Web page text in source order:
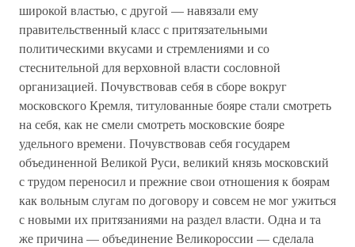
широкой властью, с другой — навязали ему
правительственный класс с притязательными
политическими вкусами и стремлениями и со
стеснительной для верховной власти сословной
организацией. Почувствовав себя в сборе вокруг
московского Кремля, титулованные бояре стали смотреть
на себя, как не смели смотреть московские бояре
удельного времени. Почувствовав себя государем
объединенной Великой Руси, великий князь московский
с трудом переносил и прежние свои отношения к боярам
как вольным слугам по договору и совсем не мог ужиться
с новыми их притязаниями на раздел власти. Одна и та
же причина — объединение Великороссии — сделала